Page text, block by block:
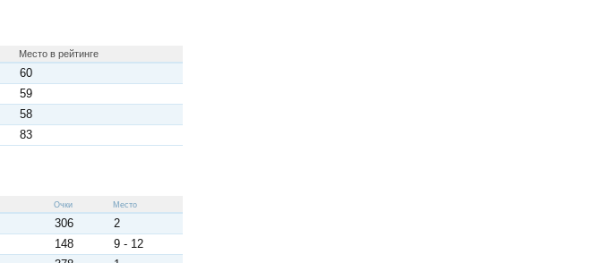
Место в рейтинге
60
59
58
83
Очки Место
306
2
148
9 - 12